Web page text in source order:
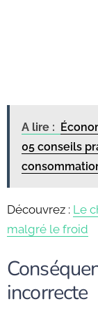
A lire :
05 conseils
Découvrez : Le
malgré le froid
incorrecte